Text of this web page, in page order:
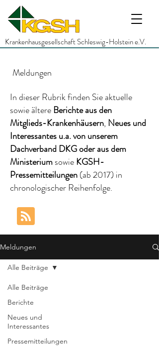
Krankenhausgesellschaft Schleswig-Holstein e.V.
Meldungen
In dieser Rubrik finden Sie aktuelle
sowie ältereBerichteaus den
Mitglieds-Krankenhäusern, Neues und
Interessantesu.a.von unserem
Dachverband DKGoder aus dem
MinisteriumsowieKGSH-
Pressemitteilungen(ab 2017) in
chronologischer Reihenfolge.
Meldungen
Alle Beiträge
Berichte
Neues und
Interessantes
Pressemitteilungen
Alle Beiträge